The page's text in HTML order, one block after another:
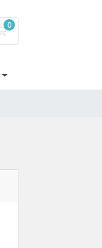
0
Shopping Cart